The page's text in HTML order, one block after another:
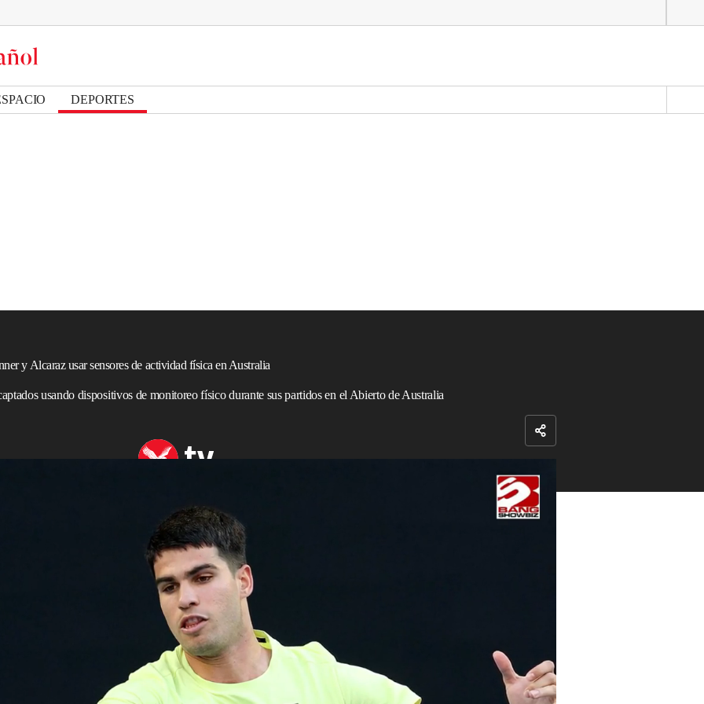
DEPORTES
y Alcaraz usar sensores de actividad física en Australia
usando dispositivos de monitoreo físico durante sus partidos en el Abierto de Australia
electrónicos portátiles —como los monitores Whoop—
Jannik Sinner,Carlos Alcarazy Aryna
, confirmó que esta tecnología de muñeca no está permitida
que “se están llevando a cabo conversaciones”
físico sí está permitido en los circuitos ATP
y
su uso durante los partidos en 2024, el entonces jefe
“un gran avance en la optimización del
de lesiones”.